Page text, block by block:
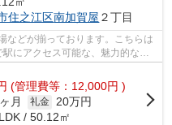
住之江区南加賀屋 ２丁目
などが揃っております。こちらは
にアクセス可能な、魅力的な駅
(管理費等：12,000円 )
月 礼金 20万円
/ 50.12㎡